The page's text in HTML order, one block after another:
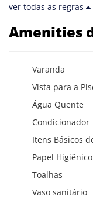
ver todas as regras
Amenities
Varanda
Vista para a
Água Quente
Condicionador
Itens Básicos
Papel Higiênico
Toalhas
Vaso sanitário